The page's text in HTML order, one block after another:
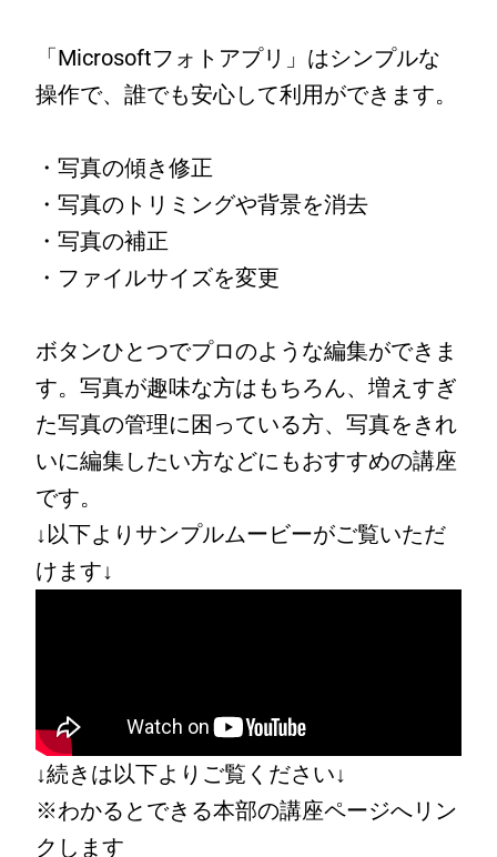
「Microsoftフォトアプリ」はシンプルな
操作で、誰でも安心して利用ができます。
・写真の傾き修正
・写真のトリミングや背景を消去
・写真の補正
・ファイルサイズを変更
ボタンひとつでプロのような編集ができま
す。写真が趣味な方はもちろん、増えすぎ
た写真の管理に困っている方、写真をきれ
いに編集したい方などにもおすすめの講座
です。
↓以下よりサンプルムービーがご覧いただ
けます↓
↓続きは以下よりご覧ください↓
※わかるとできる本部の講座ページへリン
クします